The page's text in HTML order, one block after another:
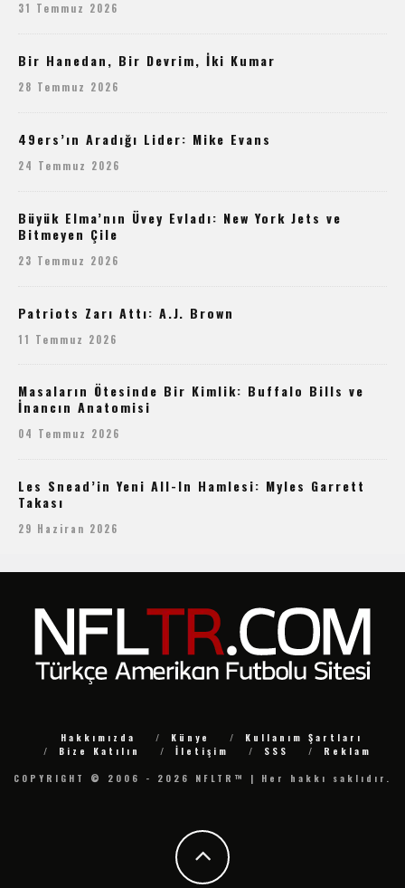
31 Temmuz 2026
Bir Hanedan, Bir Devrim, İki Kumar
28 Temmuz 2026
49ers’ın Aradığı Lider: Mike Evans
24 Temmuz 2026
Büyük Elma’nın Üvey Evladı: New York Jets ve
Bitmeyen Çile
23 Temmuz 2026
Patriots Zarı Attı: A.J. Brown
11 Temmuz 2026
Masaların Ötesinde Bir Kimlik: Buffalo Bills ve
İnancın Anatomisi
04 Temmuz 2026
Les Snead’in Yeni All-In Hamlesi: Myles Garrett
Takası
29 Haziran 2026
Hakkımızda Künye
Kullanım Şartları
Bize Katılın
İletişim SSS
Reklam
COPYRIGHT © 2006 - 2026 NFLTR™ | Her hakkı saklıdır.